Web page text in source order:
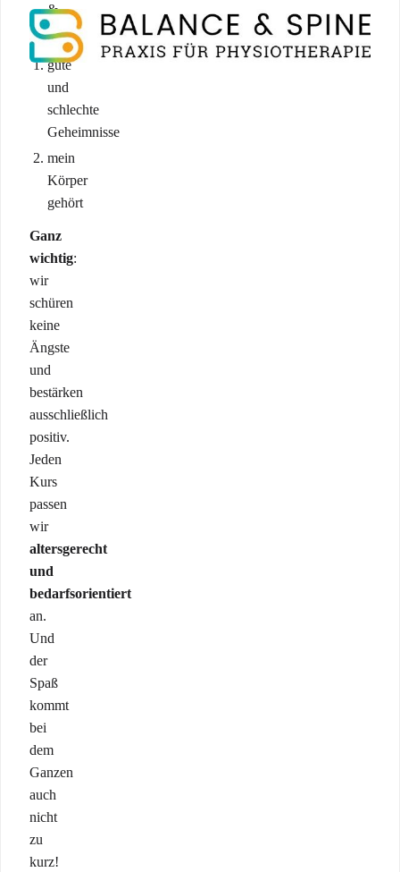
&
Eigenschutz
gute
und
schlechte
Geheimnisse
mein
Körper
gehört
Ganz
wichtig:
wir
schüren
keine
Ängste
und
bestärken
ausschließlich
positiv.
Jeden
Kurs
passen
wir
altersgerecht
und
bedarfsorientiert
an.
Und
der
Spaß
kommt
bei
dem
Ganzen
auch
nicht
zu
kurz!